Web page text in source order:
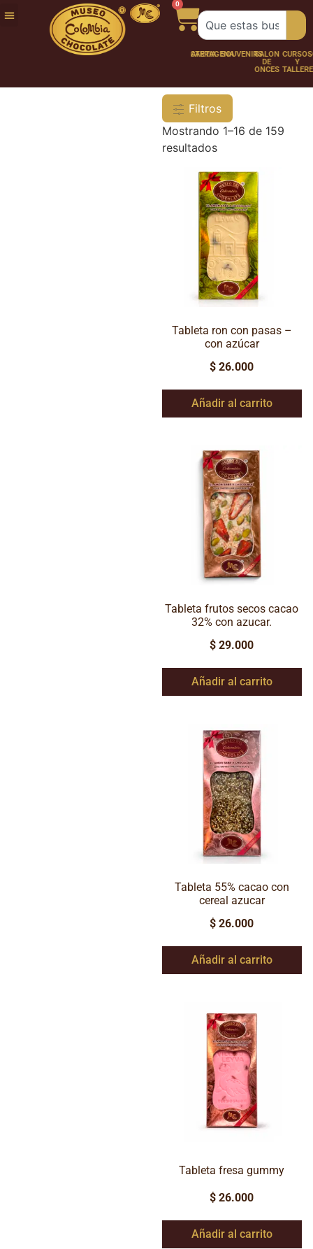
0
FUNDACIÓNNUESTRATRABAJA
CHOCOLATERÍA
CARTAGENASOUVENIRSSALÓN
DE
ONCES
CURSOS
Y
Filtros
Mostrando 1–16 de 159
resultados
Tableta ron con pasas –
con azúcar
$ 26.000
Añadir al carrito
Tableta frutos secos cacao
32% con azucar.
$ 29.000
Añadir al carrito
Tableta 55% cacao con
cereal azucar
$ 26.000
Añadir al carrito
Tableta fresa gummy
$ 26.000
Añadir al carrito